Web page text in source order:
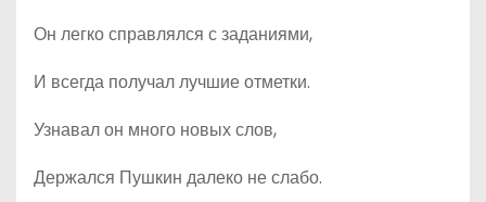
Он легко справлялся с заданиями,
И всегда получал лучшие отметки.
Узнавал он много новых слов,
Держался Пушкин далеко не слабо.